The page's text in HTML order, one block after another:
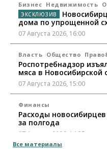
Бизнес Недвижимость
дома по упрощенной
07 Августа 2026, 16:00
Власть Общество
Роспотребнадзор
мяса в Новосибирской
07 Августа 2026, 15:00
Финансы
Расходы
за полгода
07 Августа 2026, 14:35
Все материалы